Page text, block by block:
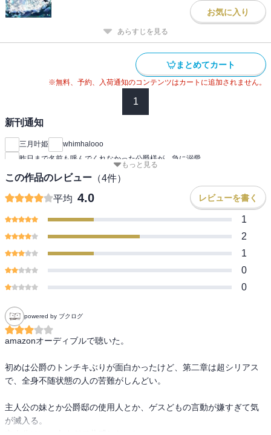
お気に入り
あらすじを見る
まとめてカート
※無料、予約、入荷通知のコンテンツはカートに追加されません。
1
新刊通知
三月叶姫
whimhalooo
昨日まで名前も呼んでくれなかった公爵様が、急に溺愛
もっと見る
この作品のレビュー （4件）
平均 4.0 レビューを書く
1
2
1
0
0
powered by ブクログ
amazonオーディブルで聴いた。
初めは公爵のトンチキぶりが面白かったけど、第二章は超シリアス
で、全身不随状態の人の苦難がしんどい。
主人公の妹とか公爵邸の使用人とか、ゲスどもの言動が嫌すぎて気
が滅入る。